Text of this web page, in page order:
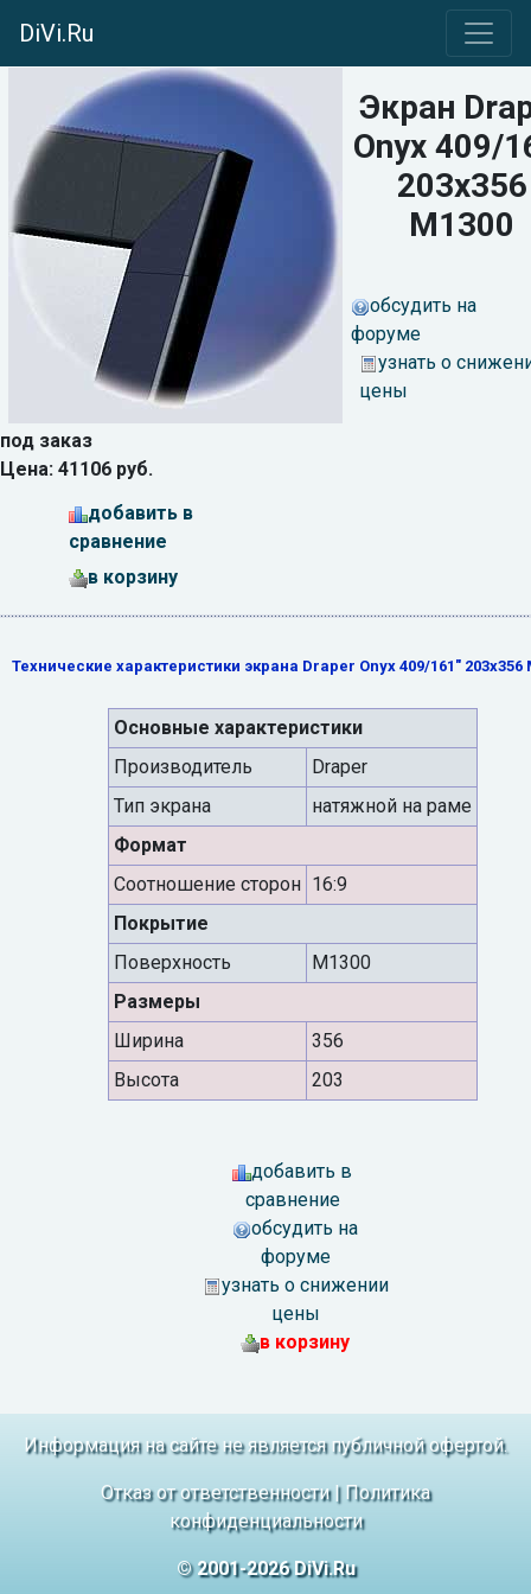
DiVi.Ru
под заказ
Цена: 41106 руб.
добавить в
сравнение
в корзину
Экран
Onyx 409/
203x356
M1300
обсудить на
форуме
узнать о
цены
Технические характеристики экрана Draper Onyx 409/161" 203x356
Основные характеристики
Производитель
Draper
Тип экрана
натяжной на раме
Формат
Cоотношение сторон 16:9
Покрытие
Поверхность
M1300
Размеры
Ширина
356
Высота
203
добавить в
сравнение
обсудить на
форуме
узнать о снижении
цены
в корзину
Информация на сайте не является публичной офертой.
Отказ от ответственности| Политика
конфиденциальности
© 2001-2026 DiVi.Ru